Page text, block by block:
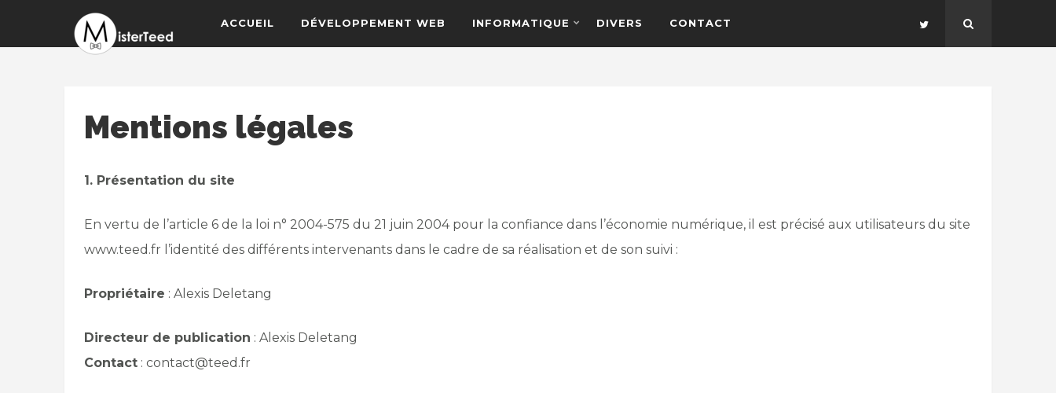
ACCUEIL DÉVELOPPEMENT WEB INFORMATIQUE DIVERS CONTACT
Mentions légales
1. Présentation du site
En vertu de l’article 6 de la loi n° 2004-575 du 21 juin 2004 pour la confiance dans l’économie numérique, il est précisé aux utilisateurs du site
www.teed.fr l’identité des différents intervenants dans le cadre de sa réalisation et de son suivi :
Propriétaire : Alexis Deletang
Directeur de publication : Alexis Deletang
Contact : contact@teed.fr